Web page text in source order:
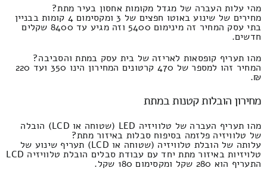
מהי עלות העברה של מגדל מקומות אחסון בעיר מתת?
מחירים של שינוע באוטו חפצים של 3 ומקסימום 4 קומות בבניין
בתי עסק המחיר זה מינימום 5400 וזה מגיע עד 8400 שקלים
חדשים.
מהו תעריף קופסאות לאריזה של בית עסק במתת והסביבה?
המחיר זהו למספר של 470 קרטונים המחירון הינו 350 ועד 220
₪.
מחירון הובלות קטנות במתת
מהו תעריף העברה של טלוויזיה LED (שטוחה או LCD) הובלה
של טלוויזיה פלזמה בסיפוח סבלות באיזור מתת?
עלותה של הובלת טלוויזיה (שטוחה או LCD) תעריף שינוע של
טלויזיות באיזור מתת יחד עם עבודת סבלים הובלת טלוויזיה LCD
התעריף הוא 280 שקל ומקסימום 180 שקל.